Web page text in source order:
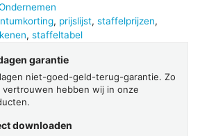
, prijslijst, staffelprijzen,
, staffeltabel
garantie
niet-goed-geld-terug-garantie. Zo
vertrouwen hebben wij in onze
downloaden